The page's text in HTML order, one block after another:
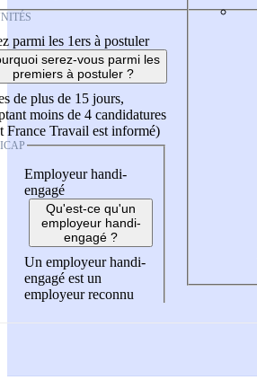
parmi les 1ers à postuler
serez-vous parmi les
premiers à postuler ?
de plus de 15 jours,
moins de 4 candidatures
France Travail est informé)
Employeur handi-
engagé
Qu'est-ce qu'un
employeur handi-
engagé ?
Un employeur handi-
engagé est un
employeur reconnu